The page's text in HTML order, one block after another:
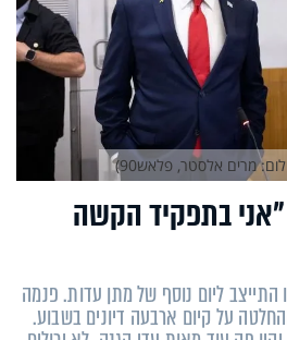
"אני בתפקיד הקשה
ליום נוסף של מתן עדות. פנמה
על קיום ארבעה דיונים בשבוע.
מרים אלסטר, פלאש90)